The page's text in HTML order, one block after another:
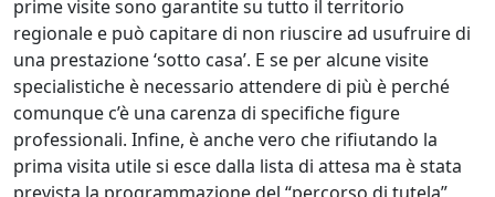
prime visite sono garantite su tutto il territorio
regionale e può capitare di non riuscire ad usufruire di
una prestazione ‘sotto casa’. E se per alcune visite
specialistiche è necessario attendere di più è perché
comunque c’è una carenza di specifiche figure
professionali. Infine, è anche vero che rifiutando la
prima visita utile si esce dalla lista di attesa ma è stata
prevista la programmazione del “percorso di tutela”